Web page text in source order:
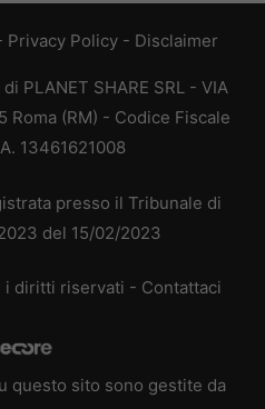
Privacy Policy - Disclaimer
PLANET SHARE SRL - VIA
Roma (RM) - Codice Fiscale
13461621008
presso il Tribunale di
del 15/02/2023
diritti riservati - Contattaci
questo sito sono gestite da